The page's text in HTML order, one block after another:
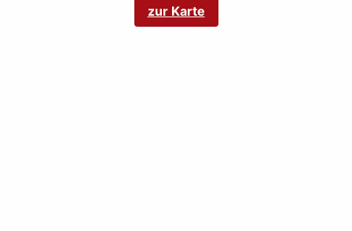
zur Karte